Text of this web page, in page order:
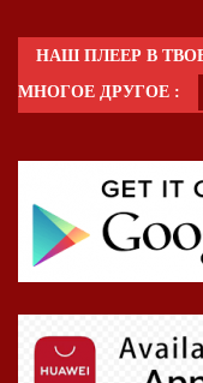
НАШ ПЛЕЕР В
МНОГОЕ ДРУГОЕ :